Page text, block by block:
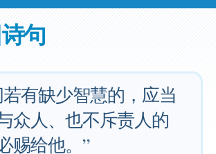
句
有缺少智慧的，应当
众人、也不斥责人的
赐给他。”